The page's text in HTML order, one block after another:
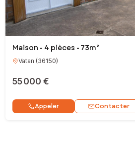
Maison - 4 pièces - 73m²
Vatan (36150)
55 000 €
Appeler Contacter